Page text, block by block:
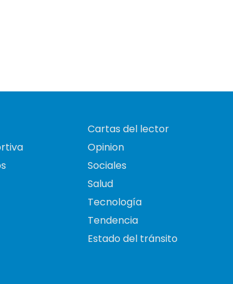
Cartas del lector
Opinion
Sociales
Salud
Tecnología
Tendencia
Estado del tránsito